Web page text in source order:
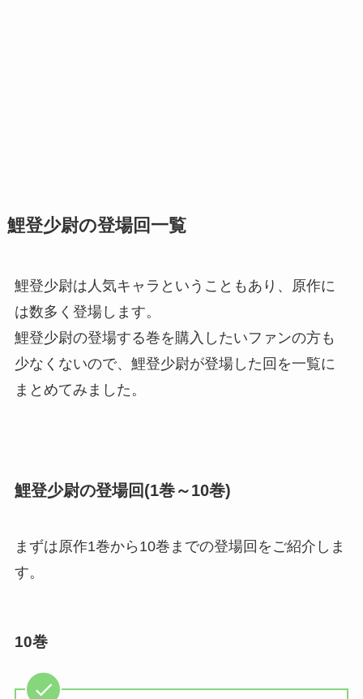
鯉登少尉の登場回一覧
鯉登少尉は人気キャラということもあり、原作に
は数多く登場します。
鯉登少尉の登場する巻を購入したいファンの方も
少なくないので、鯉登少尉が登場した回を一覧に
まとめてみました。
鯉登少尉の登場回(1巻～10巻)
まずは原作1巻から10巻までの登場回をご紹介しま
す。
10巻